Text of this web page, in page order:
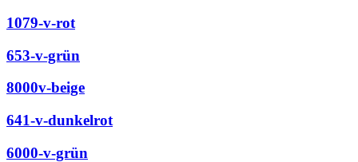
1079-v-rot
653-v-grün
8000v-beige
641-v-dunkelrot
6000-v-grün